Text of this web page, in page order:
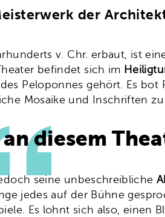
der
v. Chr. erbaut, ist
befindet sich im
Peloponnes gehört. Es
Mosaike und Inschriften
an diesem
seine unbeschreibliche
jedes auf der Bühne
Es lohnt sich also, einen